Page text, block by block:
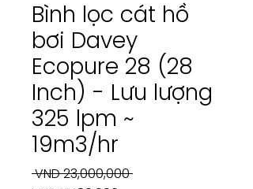
Bình lọc cát hồ
bơi Davey
Ecopure 28 (28
Inch) - Lưu lượng
325 lpm ~
19m3/hr
VND 23,000,000 Regular